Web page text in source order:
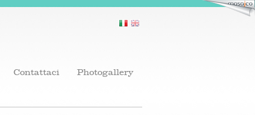
Contattaci Photogallery